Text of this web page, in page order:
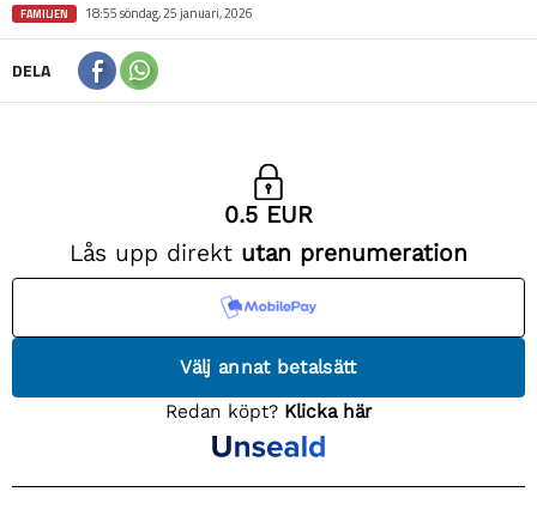
FAMILJEN 18:55 söndag, 25 januari, 2026
DELA